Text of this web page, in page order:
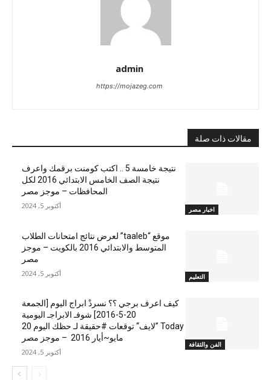
admin
https://mojazeg.com
مقالات ذات صلة
اخبار مصر
نتيجة خامسة 5 .. اكتب كومنت برقمك واعرف
نتيجة الصف الخامس الابتدائي 2016 لكل
المحافظات – موجز مصر
أكتوبر 5, 2024
التعليم
موقع “taaleb” لعرض نتائج امتحانات الطلاب
المتوسط والابتدائي 2016 بالكويت – موجز
مصر
أكتوبر 5, 2024
الفن والثقافة
كيف اعرف برجي ؟؟ نسردْ ابراج اليوم [الجمعة
20-5-2016] شوفـ الابراجـ اليومية
Today ”لايف“ توقعات #حقيقة لـ حظك اليوم 20
مايو~أيار 2016 – موجز مصر
أكتوبر 5, 2024